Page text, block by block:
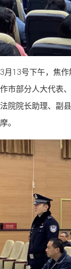
3月13号下午，焦
作市部分人大代表
法院院长助理、副
摩。